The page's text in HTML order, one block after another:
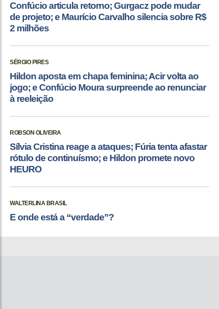
Confúcio articula retorno; Gurgacz pode mudar
de projeto; e Maurício Carvalho silencia sobre R$
2 milhões
SÉRGIO PIRES
Hildon aposta em chapa feminina; Acir volta ao
jogo; e Confúcio Moura surpreende ao renunciar
à reeleição
ROBSON OLIVEIRA
Sílvia Cristina reage a ataques; Fúria tenta afastar
rótulo de continuísmo; e Hildon promete novo
HEURO
WALTERLINA BRASIL
E onde está a “verdade”?